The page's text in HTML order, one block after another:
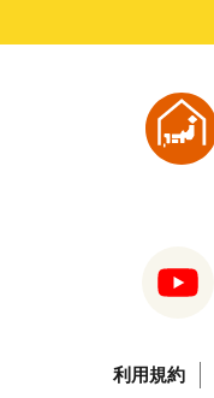
利用規約